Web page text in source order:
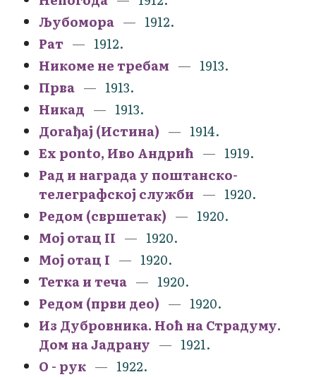
Љубомора
1912.
Рат
1912.
Никоме не требам
1913.
Прва
1913.
Никад
1913.
Догађај (Истина)
1914.
Еx ponto, Иво Андрић
1919.
Рад и награда у поштанско-
телеграфској служби
1920.
Редом (свршетак)
1920.
Мој отац II
1920.
Мој отац I
1920.
Тетка и теча
1920.
Редом (први део)
1920.
Из Дубровника. Ноћ на Страдуму.
Дом на Јадрану
1921.
О - рук
1922.